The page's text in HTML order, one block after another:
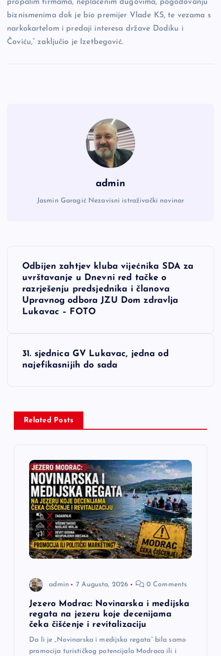
propalim firmama, neplaćenim dugovima, pogodovanju
biznismenima dok je bio premijer Vlade KS, te vezama s
narkokartelom i predaji interesa države Dodiku i
Čoviću,” zaključio je Izetbegović.
admin
Jasmin Garagić Nezavisni istraživački novinar
NOdbijen zahtjev kluba vijećnika SDA za
uvrštavanje u Dnevni red tačke o
razrješenju predsjednika i članova
Upravnog odbora JZU Dom zdravlja
Lukavac – FOTO
31. sjednica GV Lukavac, jedna od
najefikasnijih do sada
Related Posts
admin 7 Augusta, 2026 0 Comments
Jezero Modrac: Novinarska i medijska
regata na jezeru koje decenijama
čeka čišćenje i revitalizaciju
Da li je „Novinarska i medijska regata“ bila samo
promocija turističkog potencijala Modraca ili i